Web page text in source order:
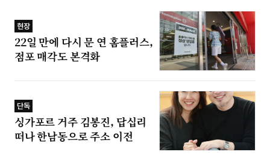
현장
22일 만에 다시 문 연 홈플러스,
점포 매각도 본격화
단독
싱가포르 거주 김봉진, 답십리
떠나 한남동으로 주소 이전